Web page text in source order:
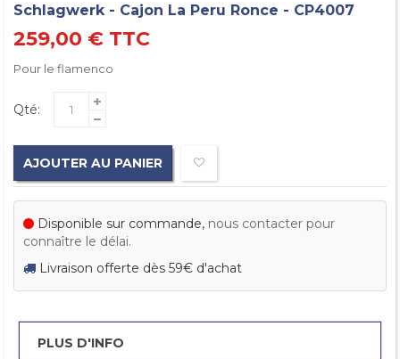
Schlagwerk - Cajon La Peru Ronce - CP4007
259,00 € TTC
Pour le flamenco
Qté:
AJOUTER AU PANIER
Disponible sur commande, nous contacter pour
connaître le délai.
Livraison offerte dès 59€ d'achat
PLUS D'INFO